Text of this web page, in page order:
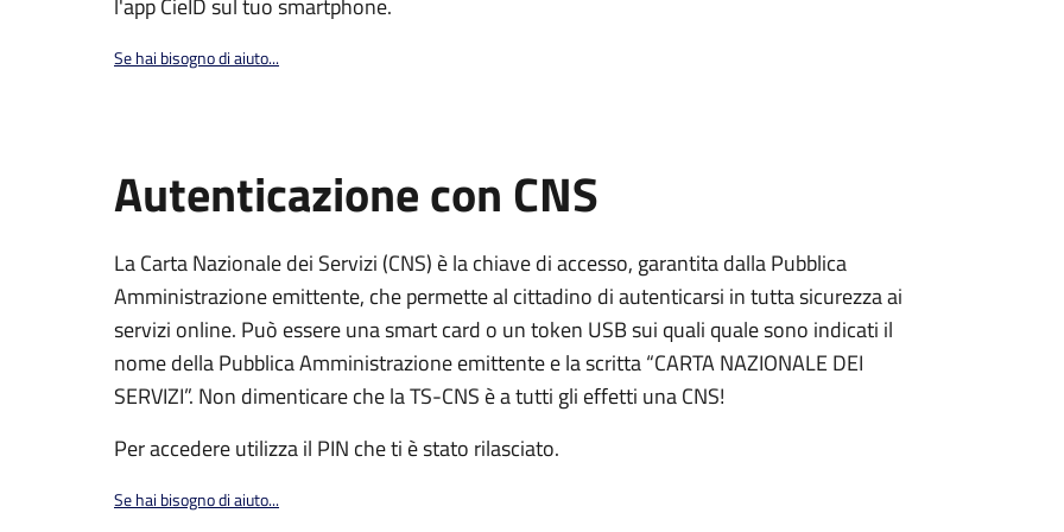
l'app CieID sul tuo smartphone.
Se hai bisogno di aiuto...
Autenticazione con CNS
La Carta Nazionale dei Servizi (CNS) è la chiave di accesso, garantita dalla Pubblica
Amministrazione emittente, che permette al cittadino di autenticarsi in tutta sicurezza ai
servizi online. Può essere una smart card o un token USB sui quali quale sono indicati il
nome della Pubblica Amministrazione emittente e la scritta “CARTA NAZIONALE DEI
SERVIZI”. Non dimenticare che la TS-CNS è a tutti gli effetti una CNS!
Per accedere utilizza il PIN che ti è stato rilasciato.
Se hai bisogno di aiuto...